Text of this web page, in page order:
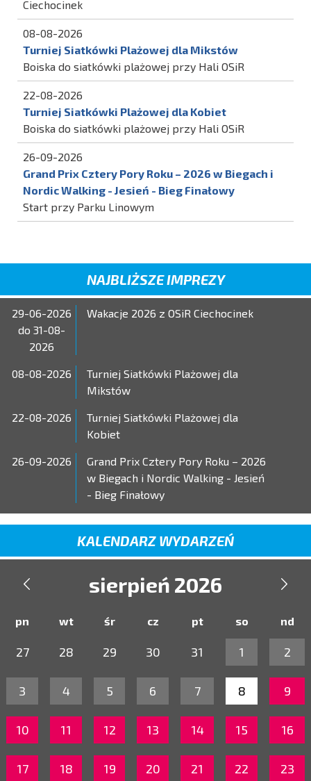
Ciechocinek
08-08-2026
Turniej Siatkówki Plażowej dla Mikstów
Boiska do siatkówki plażowej przy Hali OSiR
22-08-2026
Turniej Siatkówki Plażowej dla Kobiet
Boiska do siatkówki plażowej przy Hali OSiR
26-09-2026
Grand Prix Cztery Pory Roku – 2026 w Biegach i
Nordic Walking - Jesień - Bieg Finałowy
Start przy Parku Linowym
NAJBLIŻSZE IMPREZY
29-06-2026
do 31-08-
2026
Wakacje 2026 z OSiR Ciechocinek
08-08-2026
Turniej Siatkówki Plażowej dla
Mikstów
22-08-2026
Turniej Siatkówki Plażowej dla
Kobiet
26-09-2026
Grand Prix Cztery Pory Roku – 2026
w Biegach i Nordic Walking - Jesień
- Bieg Finałowy
KALENDARZ WYDARZEŃ
 sierpień 2026 
pn wt śr cz pt so nd
27 28 29 30 31 1 2
3 4 5 6 7 8 9
10 11 12 13 14 15 16
17 18 19 20 21 22 23